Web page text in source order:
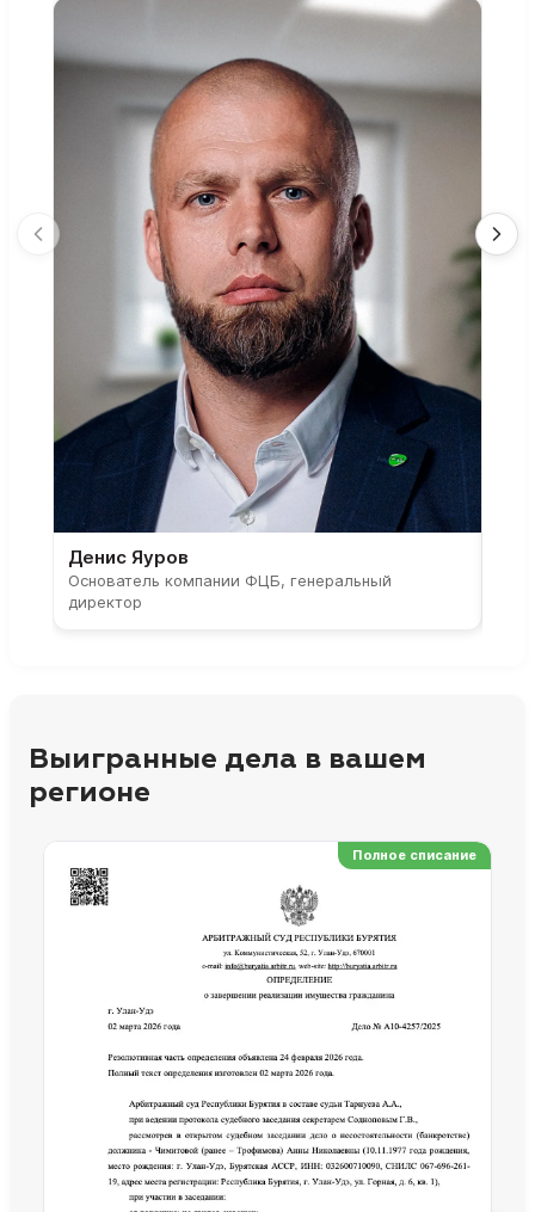
Денис Яуров
Основатель компании ФЦБ, генеральный
директор
Выигранные дела в вашем
регионе
Полное списание